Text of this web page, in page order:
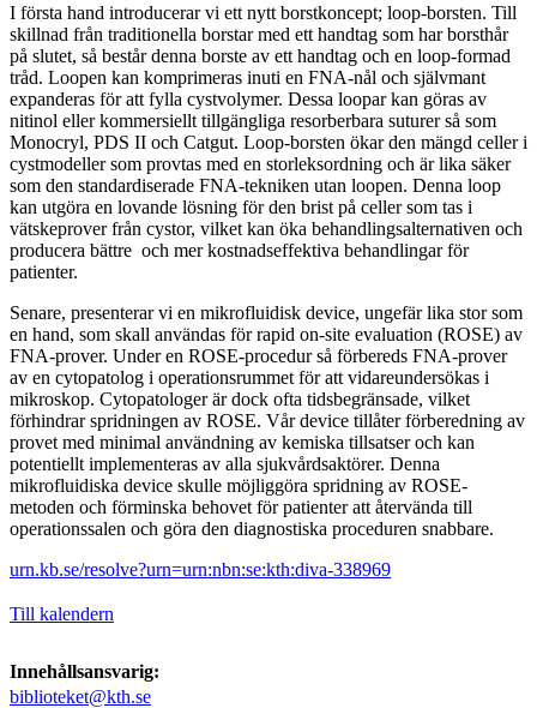
I första hand introducerar vi ett nytt borstkoncept; loop-borsten. Till
skillnad från traditionella borstar med ett handtag som har borsthår
på slutet, så består denna borste av ett handtag och en loop-formad
tråd. Loopen kan komprimeras inuti en FNA-nål och självmant
expanderas för att fylla cystvolymer. Dessa loopar kan göras av
nitinol eller kommersiellt tillgängliga resorberbara suturer så som
Monocryl, PDS II och Catgut. Loop-borsten ökar den mängd celler i
cystmodeller som provtas med en storleksordning och är lika säker
som den standardiserade FNA-tekniken utan loopen. Denna loop
kan utgöra en lovande lösning för den brist på celler som tas i
vätskeprover från cystor, vilket kan öka behandlingsalternativen och
producera bättre och mer kostnadseffektiva behandlingar för
patienter.
Senare, presenterar vi en mikrofluidisk device, ungefär lika stor som
en hand, som skall användas för rapid on-site evaluation (ROSE) av
FNA-prover. Under en ROSE-procedur så förbereds FNA-prover
av en cytopatolog i operationsrummet för att vidareundersökas i
mikroskop. Cytopatologer är dock ofta tidsbegränsade, vilket
förhindrar spridningen av ROSE. Vår device tillåter förberedning av
provet med minimal användning av kemiska tillsatser och kan
potentiellt implementeras av alla sjukvårdsaktörer. Denna
mikrofluidiska device skulle möjliggöra spridning av ROSE-
metoden och förminska behovet för patienter att återvända till
operationssalen och göra den diagnostiska proceduren snabbare.
urn.kb.se/resolve?urn=urn:nbn:se:kth:diva-338969
Till kalendern
Innehållsansvarig:
biblioteket@kth.se